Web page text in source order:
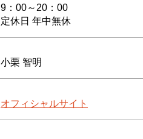
9：00～20：00
定休日 年中無休
小栗 智明
オフィシャルサイト